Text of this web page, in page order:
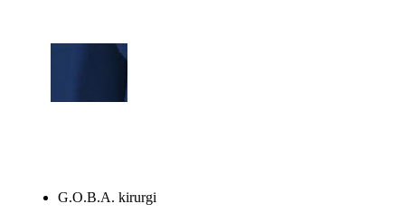
G.O.B.A. kirurgi